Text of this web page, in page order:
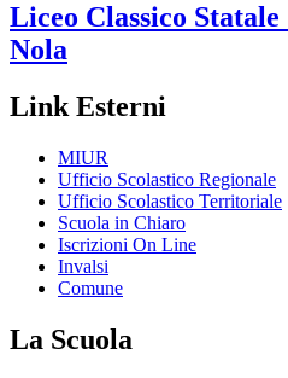
Liceo Classico Statale
Nola
Link Esterni
MIUR
Ufficio Scolastico Regionale
Ufficio Scolastico Territoriale
Scuola in Chiaro
Iscrizioni On Line
Invalsi
Comune
La Scuola